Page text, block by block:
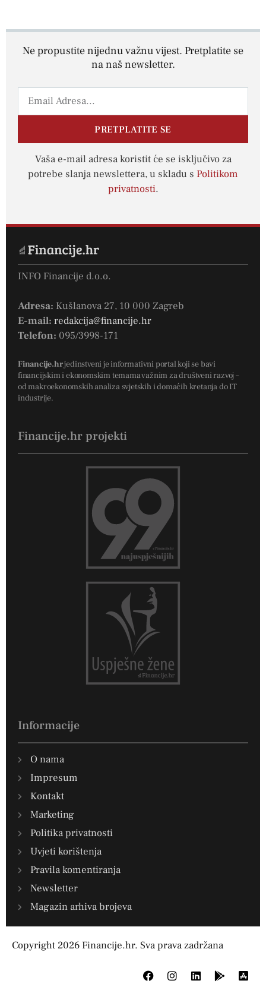
Ne propustite nijednu važnu vijest. Pretplatite se
na naš newsletter.
PRETPLATITE SE
Vaša e-mail adresa koristit će se isključivo za
potrebe slanja newslettera, u skladu s Politikom
privatnosti.
INFO Financije d.o.o.
Adresa: Kušlanova 27, 10 000 Zagreb
E-mail: redakcija@financije.hr
Telefon: 095/3998-171
Financije.hrjedinstveni je informativni portal koji se bavi
financijskim i ekonomskim temama važnim za društveni razvoj –
od makroekonomskih analiza svjetskih i domaćih kretanja do IT
industrije.
Financije.hr projekti
Informacije
O nama
Impresum
Kontakt
Marketing
Politika privatnosti
Uvjeti korištenja
Pravila komentiranja
Newsletter
Magazin arhiva brojeva
Copyright 2026 Financije.hr. Sva prava zadržana